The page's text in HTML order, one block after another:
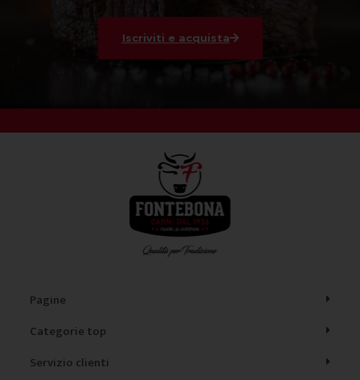
Iscriviti e acquista
Pagine
Categorie top
Servizio clienti